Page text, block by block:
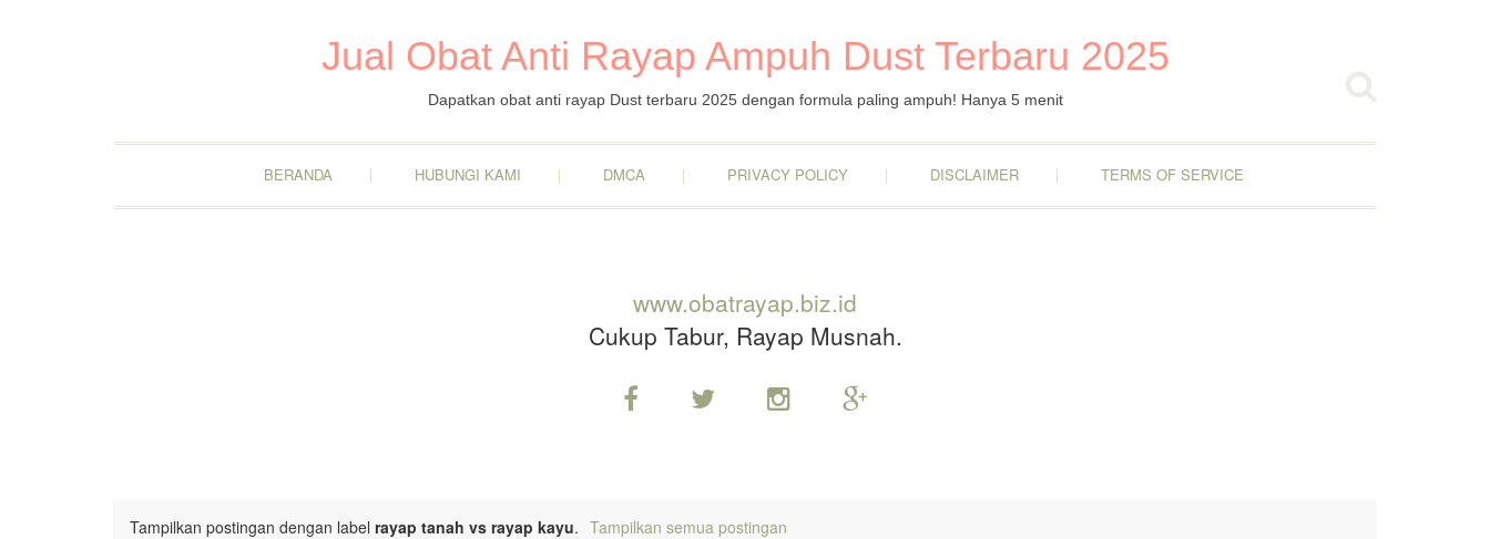
Jual Obat Anti Rayap Ampuh Dust Terbaru 2025
Dapatkan obat anti rayap Dust terbaru 2025 dengan formula paling ampuh! Hanya 5 menit
BERANDA HUBUNGI KAMI DMCA PRIVACY POLICY DISCLAIMER TERMS OF SERVICE
www.obatrayap.biz.id
Cukup Tabur, Rayap Musnah.
Tampilkan postingan dengan label rayap tanah vs rayap kayu. Tampilkan semua postingan